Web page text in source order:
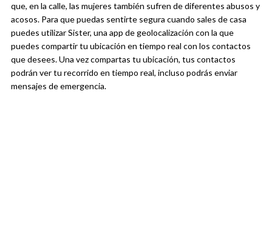
que, en la calle, las mujeres también sufren de diferentes abusos y
acosos. Para que puedas sentirte segura cuando sales de casa
puedes utilizar Sister, una app de geolocalización con la que
puedes compartir tu ubicación en tiempo real con los contactos
que desees. Una vez compartas tu ubicación, tus contactos
podrán ver tu recorrido en tiempo real, incluso podrás enviar
mensajes de emergencia.